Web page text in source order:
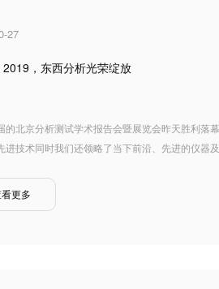
27
2019，东西分析光荣绽放
的北京分析测试学术报告会暨展览会昨天胜利落
进技术同时我们还领略了当下前沿、先进的仪器
更多